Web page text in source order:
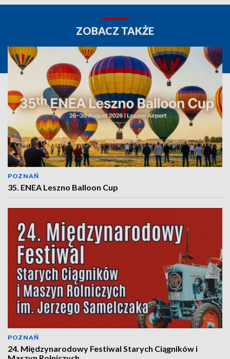
ZOBACZ TAKŻE
POZNAŃ
35. ENEA Leszno Balloon Cup
POZNAŃ
24. Międzynarodowy Festiwal Starych Ciągników i